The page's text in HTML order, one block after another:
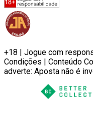
+18 | Jogue com
Condições | Conteúdo
adverte: Aposta não é